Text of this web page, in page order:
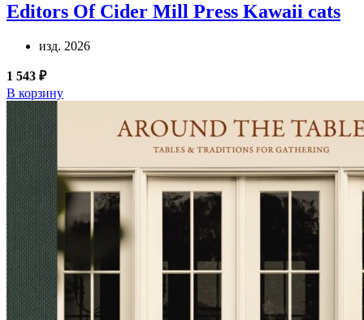
Editors Of Cider Mill Press Kawaii cats
изд. 2026
1 543 ₽
В корзину